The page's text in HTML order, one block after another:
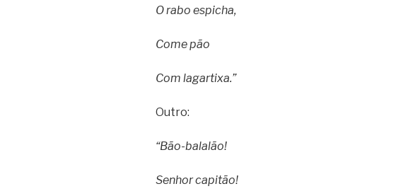
O rabo espicha,
Come pão
Com lagartixa.”
Outro:
“Bão-balalão!
Senhor capitão!